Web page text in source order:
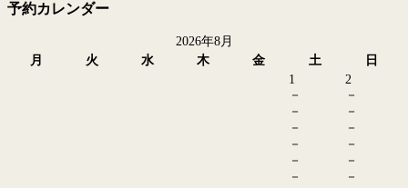
予約カレンダー
2026年8月
月
火 水 木 金 土
日
1
－
－
－
－
－
－
2
－
－
－
－
－
－